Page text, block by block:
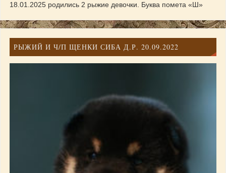
18.01.2025 родились 2 рыжие девочки. Буква помета «Ш»
РЫЖИЙ И Ч/П ЩЕНКИ СИБА Д.Р. 20.09.2022